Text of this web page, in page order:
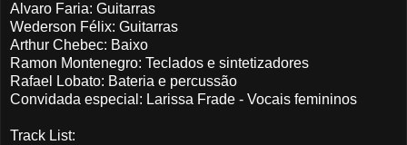
Alvaro Faria: Guitarras
Wederson Félix: Guitarras
Arthur Chebec: Baixo
Ramon Montenegro: Teclados e sintetizadores
Rafael Lobato: Bateria e percussão
Convidada especial: Larissa Frade - Vocais femininos
Track List: